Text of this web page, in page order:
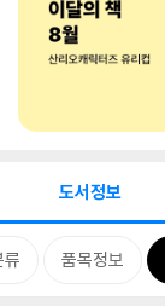
도서정보
류 품목정보